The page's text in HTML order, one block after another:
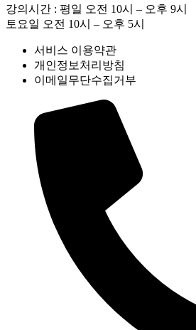
강의시간 : 평일 오전 10시 – 오후 9시
토요일 오전 10시 – 오후 5시
서비스 이용약관
개인정보처리방침
이메일무단수집거부